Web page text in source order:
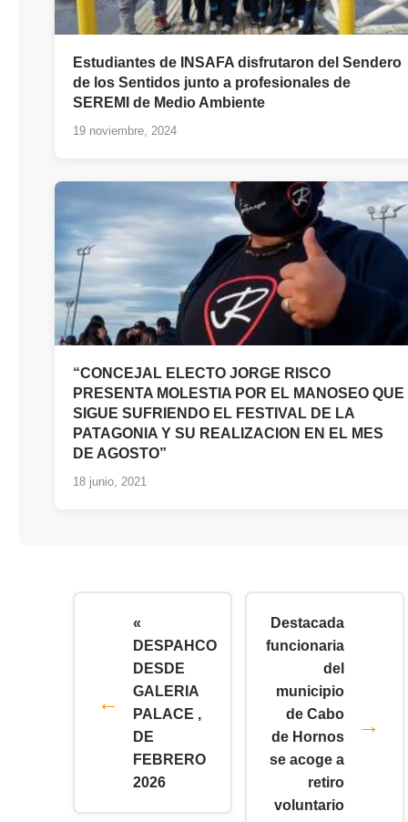
Estudiantes de INSAFA disfrutaron del Sendero
de los Sentidos junto a profesionales de
SEREMI de Medio Ambiente
19 noviembre, 2024
“CONCEJAL ELECTO JORGE RISCO
PRESENTA MOLESTIA POR EL MANOSEO QUE
SIGUE SUFRIENDO EL FESTIVAL DE LA
PATAGONIA Y SU REALIZACION EN EL MES
DE AGOSTO”
18 junio, 2021
«
DESPAHCO
DESDE
GALERIA
PALACE ,
DE
FEBRERO
2026
Destacada
funcionaria
del
municipio
de Cabo
de Hornos
se acoge a
retiro
voluntario